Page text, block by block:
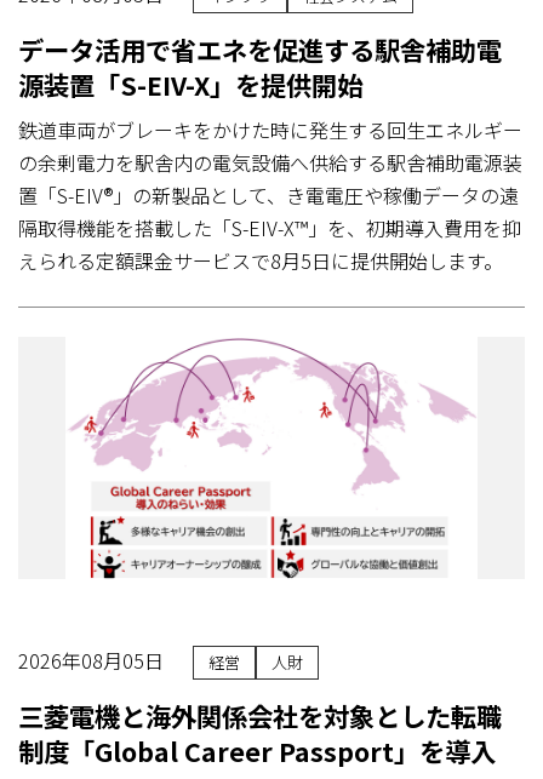
データ活用で省エネを促進する駅舎補助電
源装置「S-EIV-X」を提供開始
鉄道車両がブレーキをかけた時に発生する回生エネルギー
の余剰電力を駅舎内の電気設備へ供給する駅舎補助電源装
置「S-EIV®」の新製品として、き電電圧や稼働データの遠
隔取得機能を搭載した「S-EIV-X™」を、初期導入費用を抑
えられる定額課金サービスで8月5日に提供開始します。
2026年08月05日 経営 人財
三菱電機と海外関係会社を対象とした転職
制度「Global Career Passport」を導入